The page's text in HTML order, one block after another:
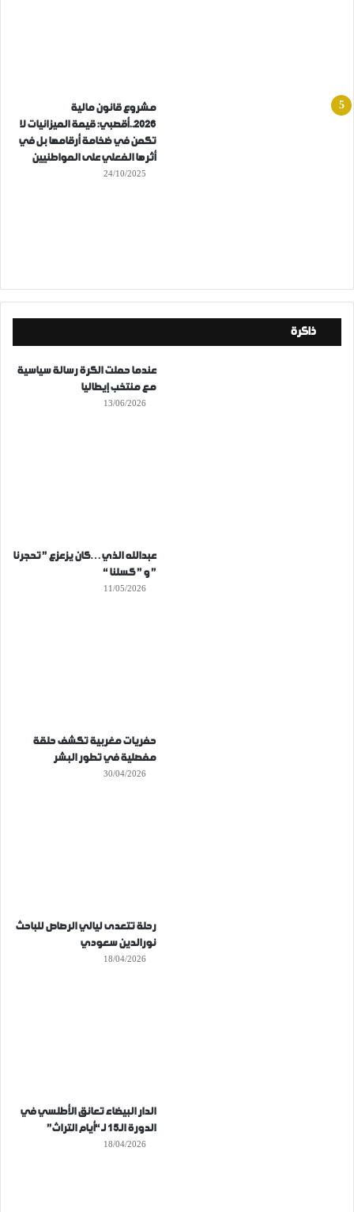
مشروع قانون مالية
2026..أقصبي: قيمة الميزانيات لا
تكمن في ضخامة أرقامها بل في
أثرها الفعلي على المواطنيين
24/10/2025
ذاكرة
عندما حملت الكرة رسالة سياسية
مع منتخب إيطاليا
13/06/2026
عبدالله الذي…كان يزعزع ” تحجرنا
” و ” كسلنا “
11/05/2026
حفريات مغربية تكشف حلقة
مفصلية في تطور البشر
30/04/2026
رحلة تتعدى ليالي الرصاص للباحث
نورالدين سعودي
18/04/2026
الدار البيضاء تعانق الأطلسي في
الدورة الـ15 لـ “أيام التراث”
18/04/2026